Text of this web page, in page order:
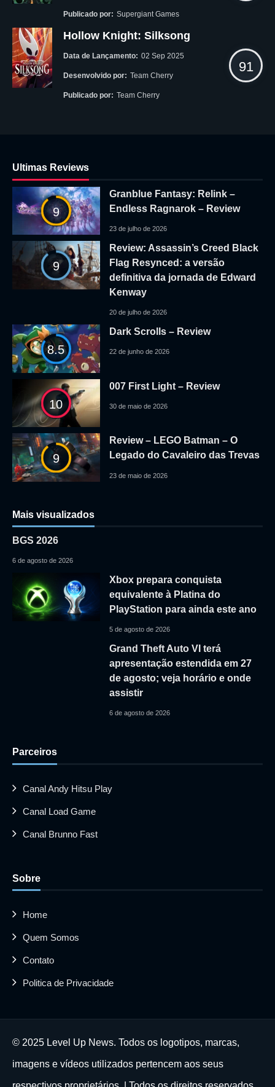
Publicado por: Supergiant Games
Hollow Knight: Silksong
Data de Lançamento: 02 Sep 2025
Desenvolvido por: Team Cherry
Publicado por: Team Cherry
91
Ultimas Reviews
9
Granblue Fantasy: Relink –
Endless Ragnarok – Review
23 de julho de 2026
9
Review: Assassin’s Creed Black
Flag Resynced: a versão
definitiva da jornada de Edward
Kenway
20 de julho de 2026
8.5
Dark Scrolls – Review
22 de junho de 2026
10
007 First Light – Review
30 de maio de 2026
9
Review – LEGO Batman – O
Legado do Cavaleiro das Trevas
23 de maio de 2026
Mais visualizados
BGS 2026
6 de agosto de 2026
Xbox prepara conquista
equivalente à Platina do
PlayStation para ainda este ano
5 de agosto de 2026
Grand Theft Auto VI terá
apresentação estendida em 27
de agosto; veja horário e onde
assistir
6 de agosto de 2026
Parceiros
Canal Andy Hitsu Play
Canal Load Game
Canal Brunno Fast
Sobre
Home
Quem Somos
Contato
Politica de Privacidade
© 2025 Level Up News. Todos os logotipos, marcas,
imagens e vídeos utilizados pertencem aos seus